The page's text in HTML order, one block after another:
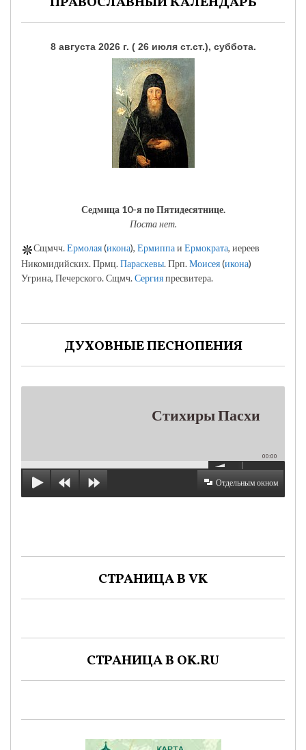
8 августа 2026 г. ( 26 июля ст.ст.), суббота.
Седмица 10-я по Пятидесятнице.
Поста нет.
Сщмчч.Ермолая(икона), Ермиппаи Ермократа, иереев
Никомидийских. Прмц.Параскевы. Прп.Моисея(икона)
Угрина, Печерского. Сщмч.Сергияпресвитера.
ДУХОВНЫЕ ПЕСНОПЕНИЯ
Стихиры Пасхи
00:00
Отдельным окном
СТРАНИЦА В VK
СТРАНИЦА В OK.RU